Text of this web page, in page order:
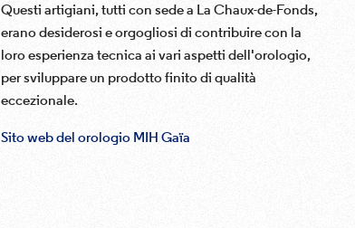
Questi artigiani, tutti con sede a La Chaux-de-Fonds,
erano desiderosi e orgogliosi di contribuire con la
loro esperienza tecnica ai vari aspetti dell'orologio,
per sviluppare un prodotto finito di qualità
eccezionale.
Sito web del orologio MIH Gaïa